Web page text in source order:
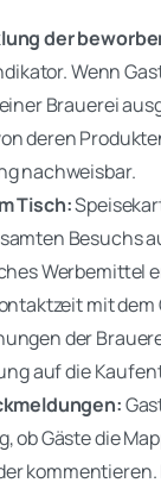
der
Wenn
Brauerei
deren
nachweisbar.
Tisch:
Besuchs
Werbemittel
mit dem
der
auf die
ob Gäste die
kommentieren.